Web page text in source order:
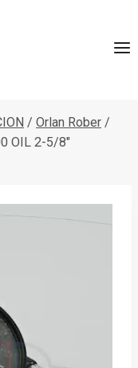
/ Orlan Rober /
OIL 2-5/8″